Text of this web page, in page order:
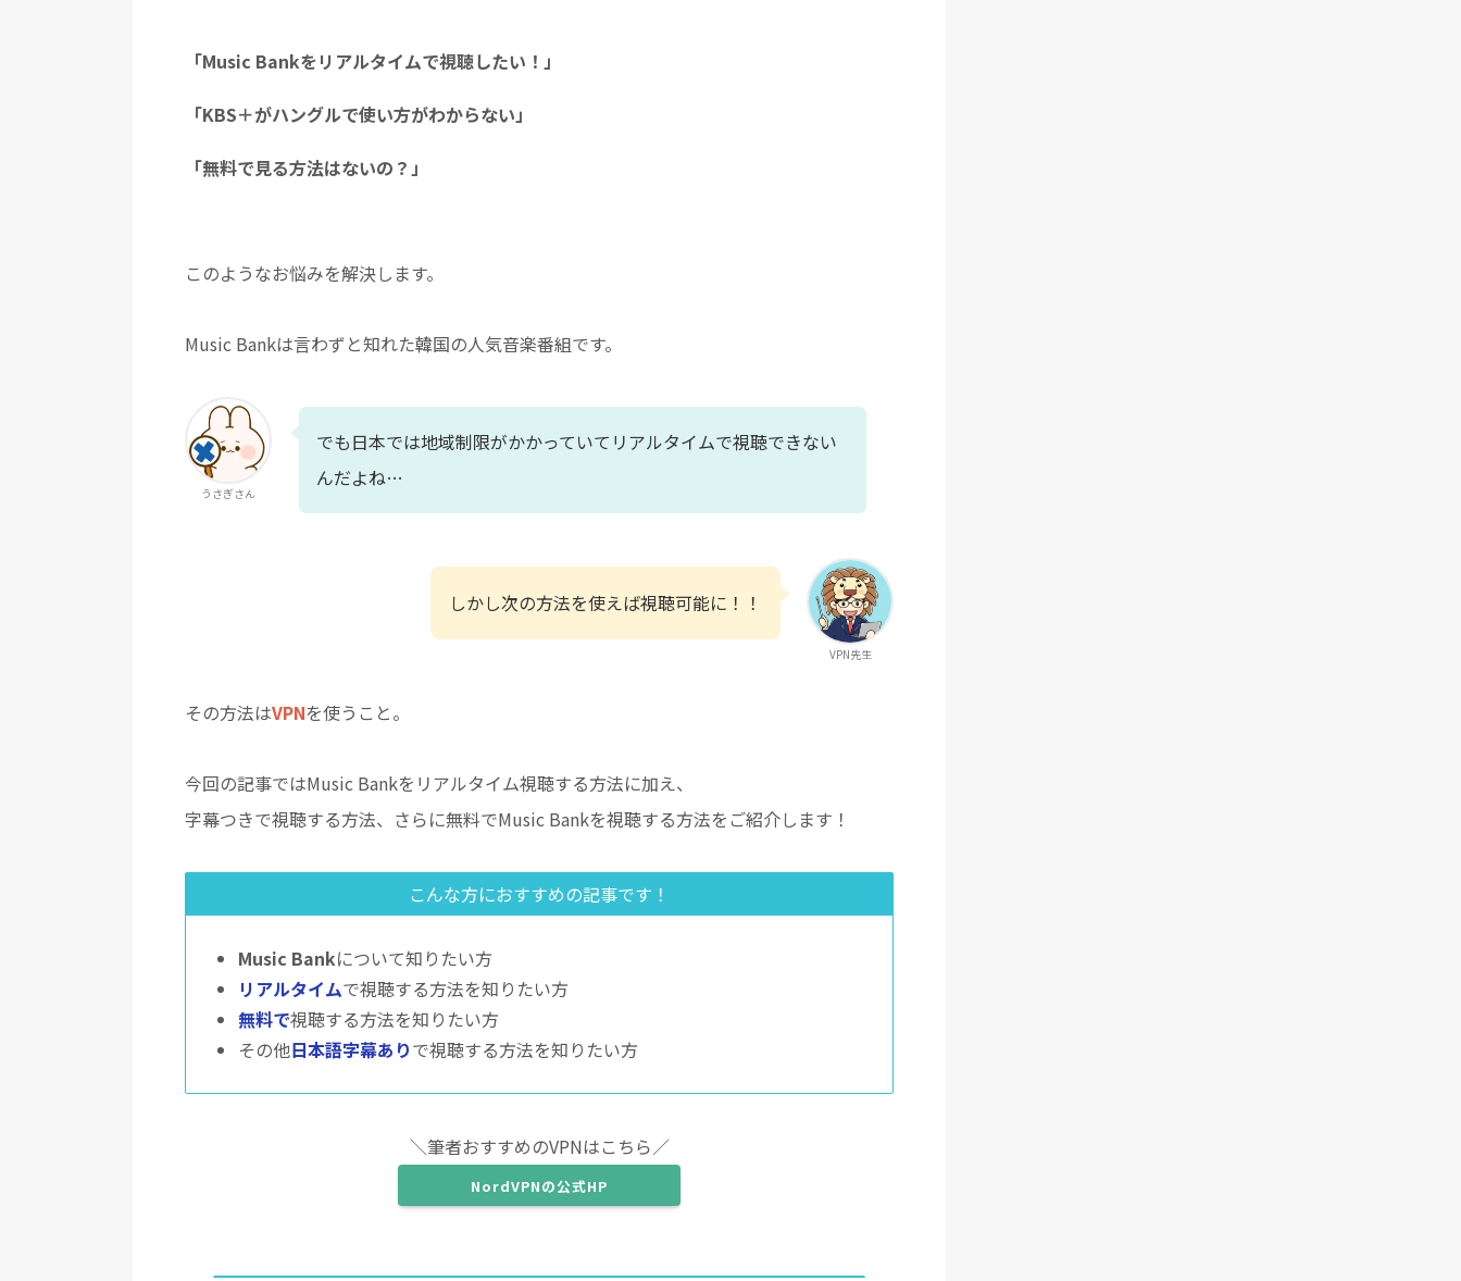
「Music Bankをリアルタイムで視聴したい！」
「KBS＋がハングルで使い方がわからない」
「無料で見る方法はないの？」
このようなお悩みを解決します。
Music Bankは言わずと知れた韓国の人気音楽番組です。
うさぎさん
でも日本では地域制限がかかっていてリアルタイムで視聴できない
んだよね…
VPN先生
しかし次の方法を使えば視聴可能に！！
その方法はVPNを使うこと。
今回の記事ではMusic Bankをリアルタイム視聴する方法に加え、
字幕つきで視聴する方法、さらに無料でMusic Bankを視聴する方法をご紹介します！
こんな方におすすめの記事です！
Music Bankについて知りたい方
リアルタイムで視聴する方法を知りたい方
無料で視聴する方法を知りたい方
その他日本語字幕ありで視聴する方法を知りたい方
＼筆者おすすめのVPNはこちら／
NordVPNの公式HP